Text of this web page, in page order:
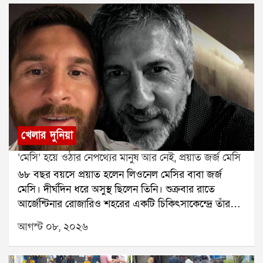
খেলার দুনিয়া
‘মেসি’ হয়ে ওঠার নেপথ্যের মানুষ আর নেই, প্রয়াত জর্জ মেসি
৬৮ বছর বয়সে প্রয়াত হলেন লিওনেল মেসির বাবা জর্জ
মেসি। দীর্ঘদিন ধরে অসুস্থ ছিলেন তিনি। শুক্রবার রাতে
আর্জেন্টিনার রোজারিও শহরের একটি চিকিৎসাকেন্দ্রে তাঁর
মৃত্যু হয়েছে বলে মেসির পরিবারের তরফে নিশ্চিত করা
হয়েছে। তাঁর মৃত্যুতে শোকের ছায়া নেমে এসেছে ফুটবল
মহলেজর্জ মেসি শুধু লিওনেল মেসির বাবা ছিলেন না, ছেলের
আগস্ট ০৮, ২০২৬